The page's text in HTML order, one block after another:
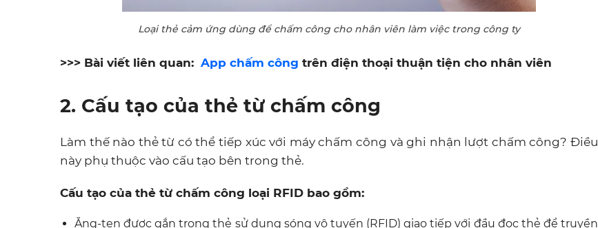
Loại thẻ cảm ứng dùng để chấm công cho nhân viên làm việc trong công ty
>>> Bài viết liên quan: App chấm công trên điện thoại thuận tiện cho nhân viên
2. Cấu tạo của thẻ từ chấm công
Làm thế nào thẻ từ có thể tiếp xúc với máy chấm công và ghi nhận lượt chấm công? Điều
này phụ thuộc vào cấu tạo bên trong thẻ.
Cấu tạo của thẻ từ chấm công loại RFID bao gồm:
Ăng-ten được gắn trong thẻ sử dụng sóng vô tuyến (RFID) giao tiếp với đầu đọc thẻ để truyền